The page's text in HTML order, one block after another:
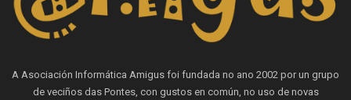
A Asociación Informática Amigus foi fundada no ano 2002 por un grupo
de veciños das Pontes, con gustos en común, no uso de novas